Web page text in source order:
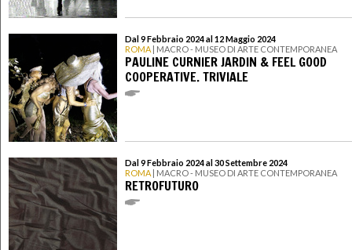
Dal 9 Febbraio 2024 al 12 Maggio 2024
ROMA | MACRO - MUSEO DI ARTE CONTEMPORANEA
PAULINE CURNIER JARDIN & FEEL GOOD
COOPERATIVE. TRIVIALE
Dal 9 Febbraio 2024 al 30 Settembre 2024
ROMA | MACRO - MUSEO DI ARTE CONTEMPORANEA
RETROFUTURO